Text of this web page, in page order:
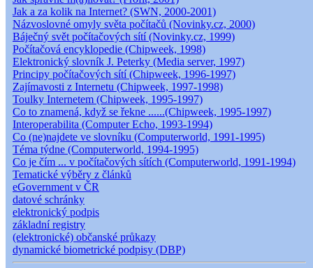
Jak a za kolik na Internet? (SWN, 2000-2001)
Názvoslovné omyly světa počítačů (Novinky.cz, 2000)
Báječný svět počítačových sítí (Novinky.cz, 1999)
Počítačová encyklopedie (Chipweek, 1998)
Elektronický slovník J. Peterky (Media server, 1997)
Principy počítačových sítí (Chipweek, 1996-1997)
Zajímavosti z Internetu (Chipweek, 1997-1998)
Toulky Internetem (Chipweek, 1995-1997)
Co to znamená, když se řekne ......(Chipweek, 1995-1997)
Interoperabilita (Computer Echo, 1993-1994)
Co (ne)najdete ve slovníku (Computerworld, 1991-1995)
Téma týdne (Computerworld, 1994-1995)
Co je čím ... v počítačových sítích (Computerworld, 1991-1994)
Tematické výběry z článků
eGovernment v ČR
datové schránky
elektronický podpis
základní registry
(elektronické) občanské průkazy
dynamické biometrické podpisy (DBP)